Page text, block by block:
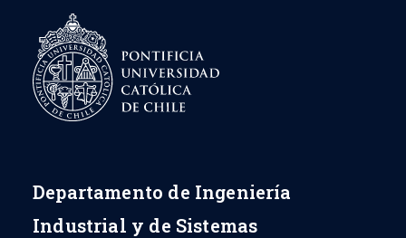
Departamento de Ingeniería
Industrial y de Sistemas